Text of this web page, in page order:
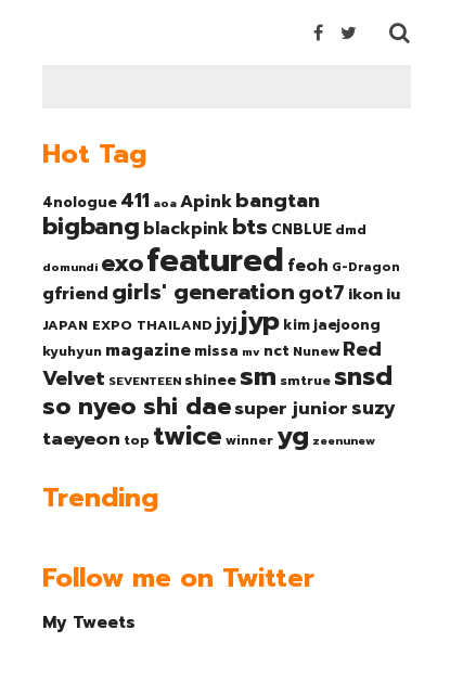
Hot Tag
4nologue 411 aoaApinkbangtan
bigbang blackpinkbts CNBLUE dmd
domundi exofeatured feoh G-Dragon
gfriend girls' generationgot7 ikoniu
JAPAN EXPO THAILAND jyjjyp kim jaejoong
kyuhyun magazine missa mv nct Nunew Red
Velvet SEVENTEEN shinee sm smtrue snsd
so nyeo shi daesuper junior suzy
taeyeon top twice winner yg zeenunew
Trending
Follow me on Twitter
My Tweets